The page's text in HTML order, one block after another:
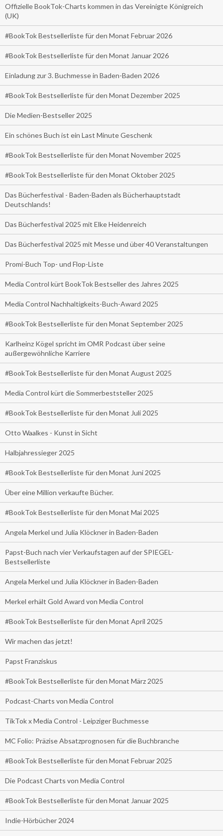
Offizielle BookTok-Charts kommen in das Vereinigte Königreich
(UK)
#BookTok Bestsellerliste für den Monat Februar 2026
#BookTok Bestsellerliste für den Monat Januar 2026
Einladung zur 3. Buchmesse in Baden-Baden 2026
#BookTok Bestsellerliste für den Monat Dezember 2025
Die Medien-Bestseller 2025
Ein schönes Buch ist ein Last Minute Geschenk
#BookTok Bestsellerliste für den Monat November 2025
#BookTok Bestsellerliste für den Monat Oktober 2025
Das Bücherfestival - Baden-Baden als Bücherhauptstadt
Deutschlands!
Das Bücherfestival 2025 mit Elke Heidenreich
Das Bücherfestival 2025 mit Messe und über 40 Veranstaltungen
Promi-Buch Top- und Flop-Liste
Media Control kürt BookTok Bestseller des Jahres 2025
Media Control Nachhaltigkeits-Buch-Award 2025
#BookTok Bestsellerliste für den Monat September 2025
Karlheinz Kögel spricht im OMR Podcast über seine
außergewöhnliche Karriere
#BookTok Bestsellerliste für den Monat August 2025
Media Control kürt die Sommerbeststeller 2025
#BookTok Bestsellerliste für den Monat Juli 2025
Otto Waalkes - Kunst in Sicht
Halbjahressieger 2025
#BookTok Bestsellerliste für den Monat Juni 2025
Über eine Million verkaufte Bücher.
#BookTok Bestsellerliste für den Monat Mai 2025
Angela Merkel und Julia Klöckner in Baden-Baden
Papst-Buch nach vier Verkaufstagen auf der SPIEGEL-
Bestsellerliste
Angela Merkel und Julia Klöckner in Baden-Baden
Merkel erhält Gold Award von Media Control
#BookTok Bestsellerliste für den Monat April 2025
Wir machen das jetzt!
Papst Franziskus
#BookTok Bestsellerliste für den Monat März 2025
Podcast-Charts von Media Control
TikTok x Media Control - Leipziger Buchmesse
MC Folio: Präzise Absatzprognosen für die Buchbranche
#BookTok Bestsellerliste für den Monat Februar 2025
Die Podcast Charts von Media Control
#BookTok Bestsellerliste für den Monat Januar 2025
Indie-Hörbücher 2024